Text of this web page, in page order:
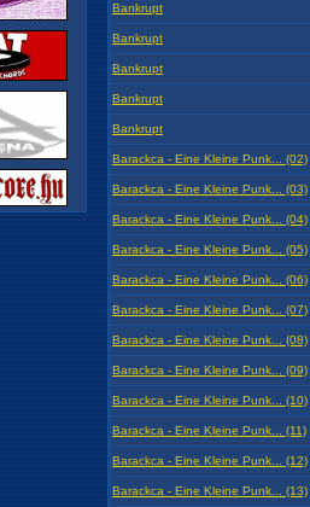
Bankrupt
Bankrupt
Bankrupt
Bankrupt
Bankrupt
Barackca - Eine Kleine Punk... (02)
Barackca - Eine Kleine Punk... (03)
Barackca - Eine Kleine Punk... (04)
Barackca - Eine Kleine Punk... (05)
Barackca - Eine Kleine Punk... (06)
Barackca - Eine Kleine Punk... (07)
Barackca - Eine Kleine Punk... (08)
Barackca - Eine Kleine Punk... (09)
Barackca - Eine Kleine Punk... (10)
Barackca - Eine Kleine Punk... (11)
Barackca - Eine Kleine Punk... (12)
Barackca - Eine Kleine Punk... (13)